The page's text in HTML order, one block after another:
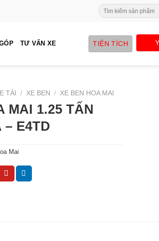
Search
for:
TƯ VẤN XE TIỆN TÍCH
TẢI / XE BEN / XE BEN HOA MAI
MAI 1.25 TẤN
– E4TD
Mai